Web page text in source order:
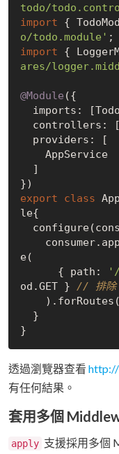
todo/
import {
o/todo.module'
import {
ares/
@Module ({
export
class
le{
e(
      { path:
od.GET } // 排除
透過瀏覽器查看
有任何結果。
套用多個
apply 支援採用多個